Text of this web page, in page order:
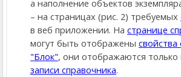
а наполнение объектов
– на страницах (рис. 2) требуемых
в веб приложении. На странице
могут быть отображены свойства
"Блок", они отображаются только
записи справочника.